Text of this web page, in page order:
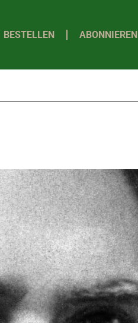
BESTELLEN ABONNIEREN